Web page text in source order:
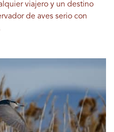
viajero y un destino
de aves serio con